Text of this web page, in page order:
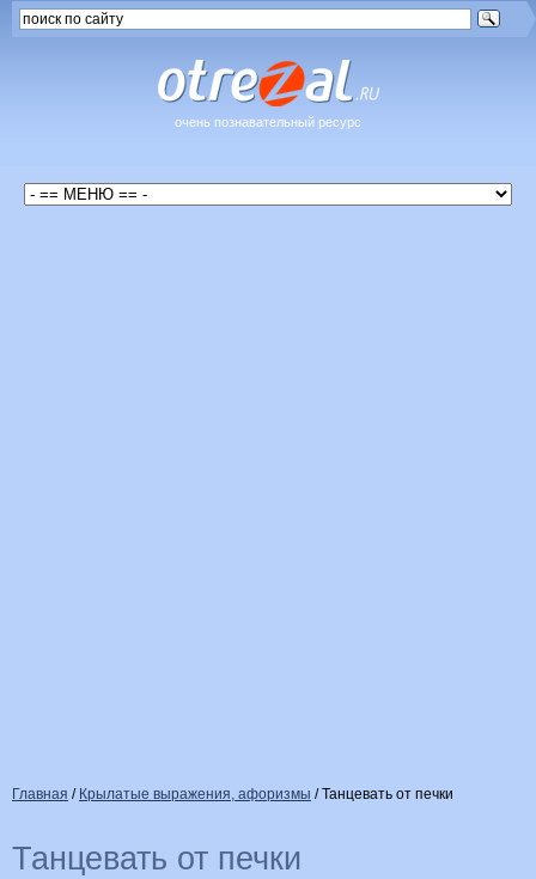
очень познавательный ресурс
Главная / Крылатые выражения, афоризмы /Танцевать от печки
Танцевать от печки